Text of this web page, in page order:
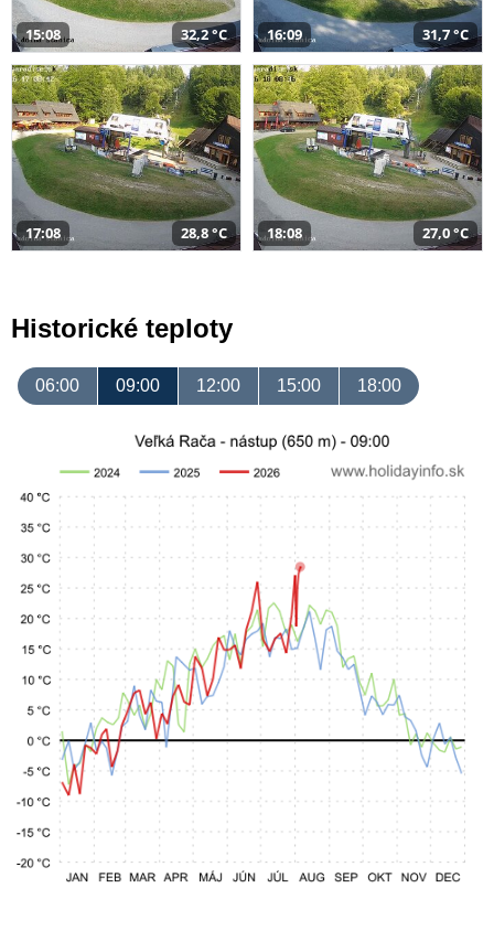
15:08 32,2 °C 16:09 31,7 °C
17:08 28,8 °C 18:08 27,0 °C
Historické teploty
06:00 09:00 12:00 15:00 18:00